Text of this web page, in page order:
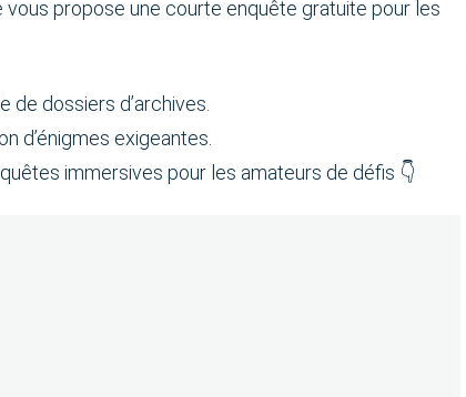
propose une courte enquête gratuite pour les
de dossiers d’archives.
d’énigmes exigeantes.
immersives pour les amateurs de défis 👇